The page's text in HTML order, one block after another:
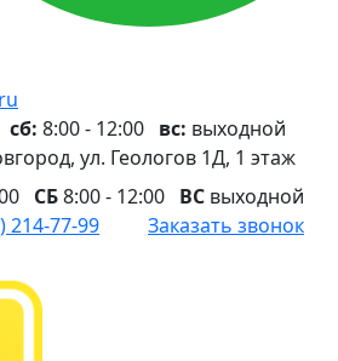
сб: 8:00 - 12:00 вс: выходной
ул. Геологов 1Д, 1 этаж
СБ8:00 - 12:00 ВС выходной
214-77-99
Заказать звонок